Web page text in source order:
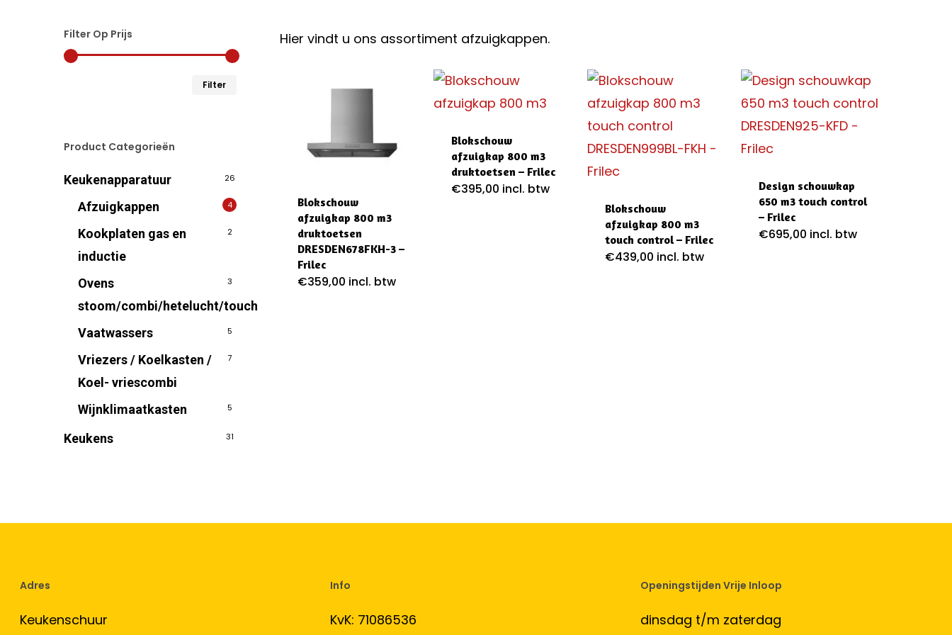
naar
hoog
Filter Op Prijs
Filter
Product Categorieën
Keukenapparatuur 26
Afzuigkappen 4
Kookplaten gas en
inductie
2
Ovens
stoom/combi/hetelucht/touch
3
Vaatwassers 5
Vriezers / Koelkasten /
Koel- vriescombi
7
Wijnklimaatkasten 5
Keukens 31
Hier vindt u ons assortiment afzuigkappen.
Blokschouw
afzuigkap 800 m3
druktoetsen
DRESDEN678FKH-3 –
Frilec
€359,00 incl. btw
Blokschouw
afzuigkap 800 m3
druktoetsen – Frilec
€395,00 incl. btw
Blokschouw
afzuigkap 800 m3
touch control – Frilec
€439,00 incl. btw
Design schouwkap
650 m3 touch control
– Frilec
€695,00 incl. btw
Adres
Keukenschuur
Info
KvK: 71086536
Openingstijden Vrije Inloop
dinsdag t/m zaterdag